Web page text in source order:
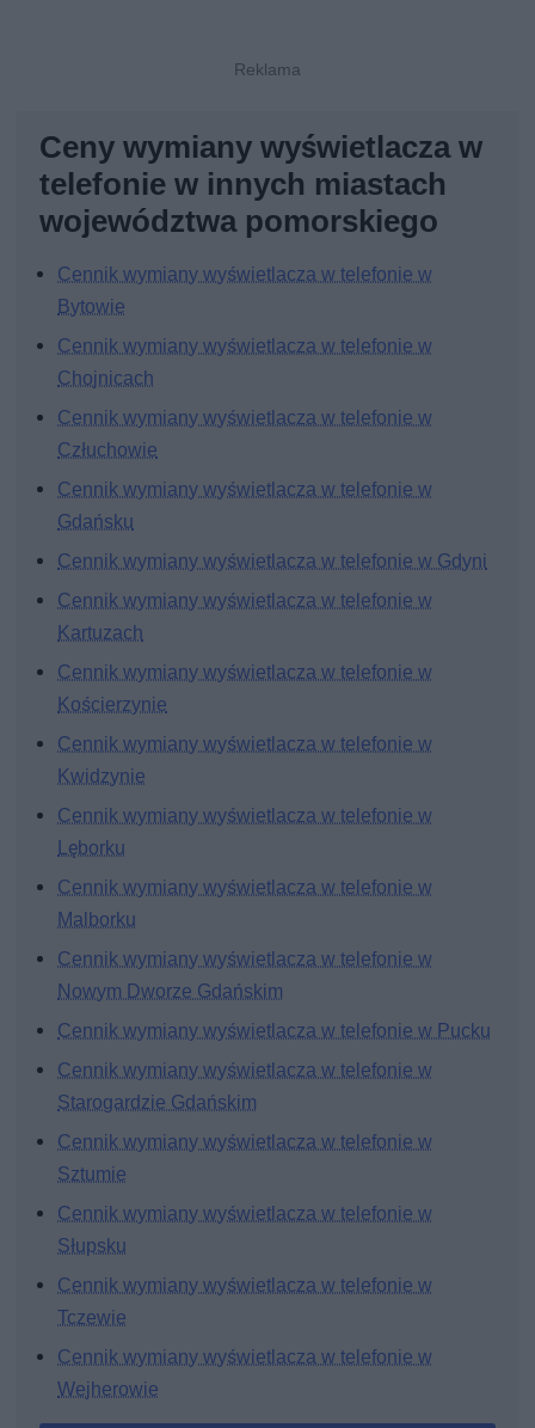
Ceny wymiany wyświetlacza w
telefonie w innych miastach
województwa pomorskiego
Cennik wymiany wyświetlacza w telefonie w
Bytowie
Cennik wymiany wyświetlacza w telefonie w
Chojnicach
Cennik wymiany wyświetlacza w telefonie w
Człuchowie
Cennik wymiany wyświetlacza w telefonie w
Gdańsku
Cennik wymiany wyświetlacza w telefonie w Gdyni
Cennik wymiany wyświetlacza w telefonie w
Kartuzach
Cennik wymiany wyświetlacza w telefonie w
Kościerzynie
Cennik wymiany wyświetlacza w telefonie w
Kwidzynie
Cennik wymiany wyświetlacza w telefonie w
Lęborku
Cennik wymiany wyświetlacza w telefonie w
Malborku
Cennik wymiany wyświetlacza w telefonie w
Nowym Dworze Gdańskim
Cennik wymiany wyświetlacza w telefonie w Pucku
Cennik wymiany wyświetlacza w telefonie w
Starogardzie Gdańskim
Cennik wymiany wyświetlacza w telefonie w
Sztumie
Cennik wymiany wyświetlacza w telefonie w
Słupsku
Cennik wymiany wyświetlacza w telefonie w
Tczewie
Cennik wymiany wyświetlacza w telefonie w
Wejherowie